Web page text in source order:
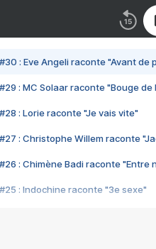
#30 : Eve Angeli raconte "Avant de
#29 : MC Solaar raconte "Bouge de
#28 : Lorie raconte "Je vais vite"
#27 : Christophe Willem raconte
#26 : Chimène Badi raconte "Entre
#25 : Indochine raconte "3e sexe"